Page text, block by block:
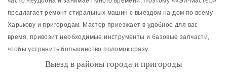
предлагает ремонт стиральных машин с выездом на дом по всему
Харькову и пригородам. Мастер приезжает в удобное для вас
время, привозит необходимые инструменты и базовые запчасти,
чтобы устранить большинство поломок сразу.
Выезд в районы города и пригороды